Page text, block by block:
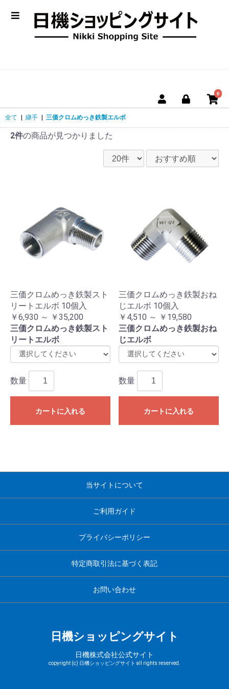
0
全て | 継手 | 三価クロムめっき鉄製エルボ
2件の商品が見つかりました
三価クロムめっき鉄製スト
リートエルボ 10個入
￥6,930 ～ ￥35,200
三価クロムめっき鉄製スト
リートエルボ
数量
カートに入れる
三価クロムめっき鉄製おね
じエルボ 10個入
￥4,510 ～ ￥19,580
三価クロムめっき鉄製おね
じエルボ
数量
カートに入れる
当サイトについて
ご利用ガイド
プライバシーポリシー
特定商取引法に基づく表記
お問い合わせ
日機ショッピングサイト
日機株式会社公式サイト
copyright (c) 日機ショッピングサイト all rights reserved.